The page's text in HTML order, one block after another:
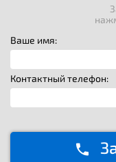
Ваше имя:
Контактный телефон: